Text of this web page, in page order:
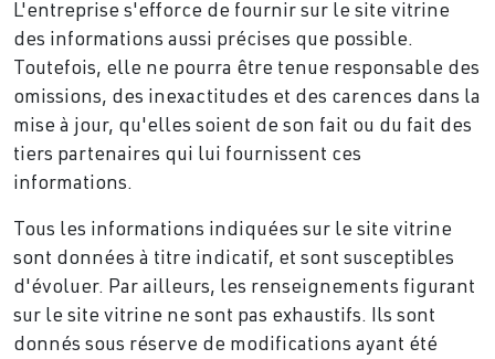
L'entreprise s'efforce de fournir sur le site vitrine
des informations aussi précises que possible.
Toutefois, elle ne pourra être tenue responsable des
omissions, des inexactitudes et des carences dans la
mise à jour, qu'elles soient de son fait ou du fait des
tiers partenaires qui lui fournissent ces
informations.
Tous les informations indiquées sur le site vitrine
sont données à titre indicatif, et sont susceptibles
d'évoluer. Par ailleurs, les renseignements figurant
sur le site vitrine ne sont pas exhaustifs. Ils sont
donnés sous réserve de modifications ayant été